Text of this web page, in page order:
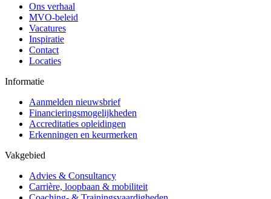
Ons verhaal
MVO-beleid
Vacatures
Inspiratie
Contact
Locaties
Informatie
Aanmelden nieuwsbrief
Financieringsmogelijkheden
Accreditaties opleidingen
Erkenningen en keurmerken
Vakgebied
Advies & Consultancy
Carrière, loopbaan & mobiliteit